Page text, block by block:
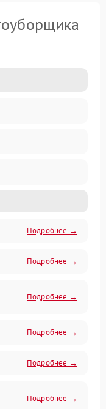
Подробнее →
Подробнее →
Подробнее →
Подробнее →
Подробнее →
Подробнее →